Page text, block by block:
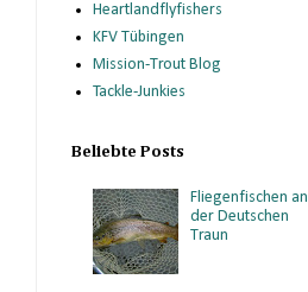
Heartlandflyfishers
KFV Tübingen
Mission-Trout Blog
Tackle-Junkies
Beliebte Posts
Fliegenfischen an
der Deutschen
Traun